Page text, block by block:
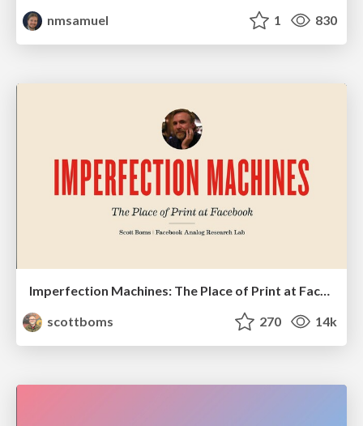
nmsamuel
1 830
Imperfection Machines: The Place of Print at Facebook
scottboms
270 14k